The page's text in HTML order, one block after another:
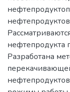
нефтепродукта
Разработана